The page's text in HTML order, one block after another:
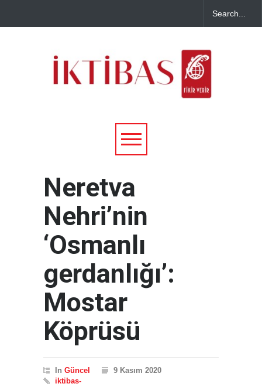
Neretva
Nehri’nin
‘Osmanlı
gerdanlığı’:
Mostar
Köprüsü
In Güncel
9 Kasım 2020
iktibas-